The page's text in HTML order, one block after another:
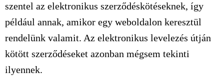
szentel az elektronikus szerződéskötéseknek, így
például annak, amikor egy weboldalon keresztül
rendelünk valamit. Az elektronikus levelezés útján
kötött szerződéseket azonban mégsem tekinti
ilyennek.